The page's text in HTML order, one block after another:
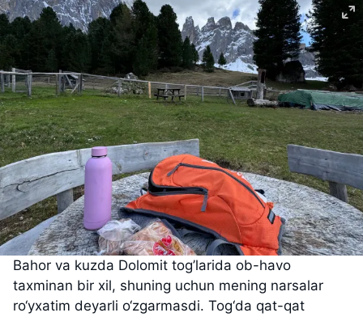
Bahor va kuzda Dolomit tog’larida ob-havo
taxminan bir xil, shuning uchun mening narsalar
ro‘yxatim deyarli o‘zgarmasdi. Tog‘da qat-qat